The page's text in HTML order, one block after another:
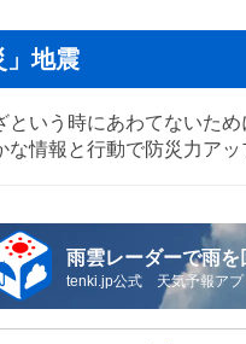
」地震
という時にあわてないため
な情報と行動で防災力アッ
雨雲レーダーで雨を
tenki.jp公式 天気予報アプ